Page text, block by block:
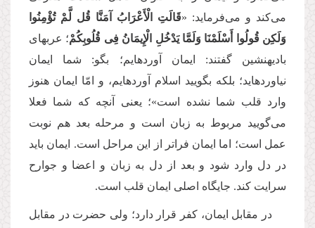
می‌کند و می‌فرماید: «قَالَتِ الْأَعْرَابُ آمَنَّا قُل لَّمْ تُؤْمِنُوا
وَلَكِن قُولُوا أَسْلَمْنَا وَلَمَّا یَدْخُلِ الْإِیمَانُ فِی قُلُوبِكُمْ؛ عربهاى
بادیه‏نشین گفتند: ایمان آورده‏ایم؛ بگو: شما ایمان
نیاورده‏اید؛ بلکه بگویید اسلام آورده‏ایم، و امّا ایمان هنوز
وارد قلب شما نشده است»؛ یعنی آنچه که شما فعلا
می‌گویید مربوط به زبان است و مرحله بعد هم نوبت
عمل است؛ اما ایمان فراتر از این مراحل است. ایمان باید
در دل وارد شود و بعد از دل به زبان و اعضا و جوارح
سرایت کند. جایگاه اصلی ایمان قلب است.
در مقابل ایمان، کفر قرار دارد؛ ولی حضرت در مقابل